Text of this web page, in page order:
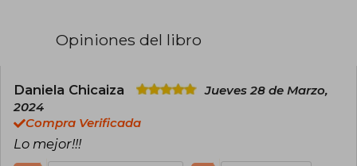
Opiniones del libro
Daniela Chicaiza
Jueves 28 de Marzo,
2024
Compra Verificada
Lo mejor!!!